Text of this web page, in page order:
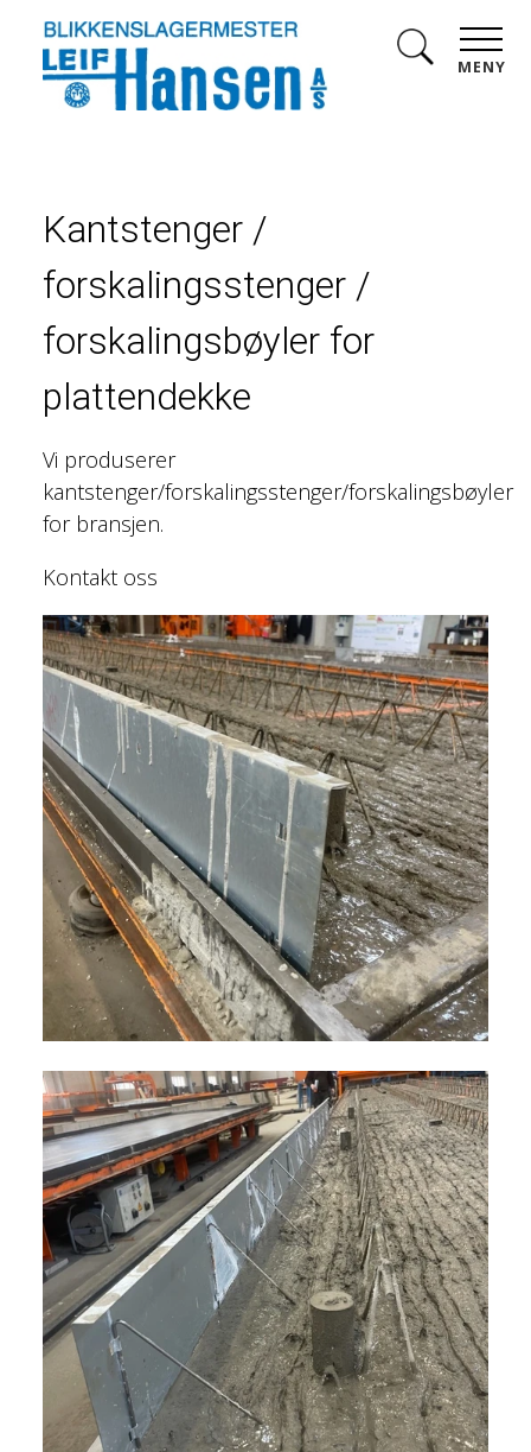
MENY
Kantstenger /
forskalingsstenger /
forskalingsbøyler for
plattendekke
Vi produserer
kantstenger/forskalingsstenger/forskalingsbøyler
for bransjen.
Kontakt oss